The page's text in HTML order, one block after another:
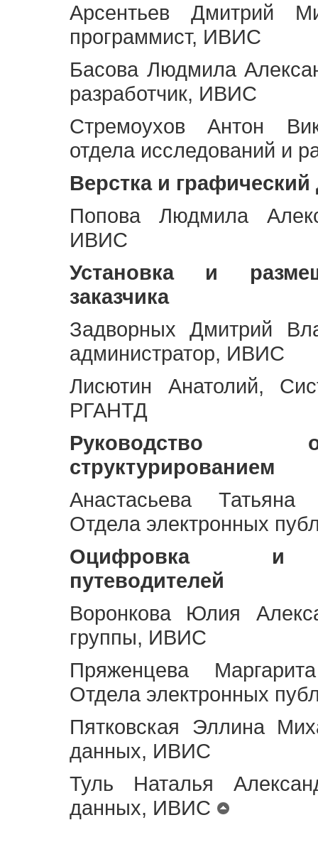
Арсентьев Дмитрий
программист, ИВИС
Басова Людмила
разработчик, ИВИС
Стремоухов Антон
отдела исследований и
Верстка и графический
Попова Людмила
ИВИС
Установка и
заказчика
Задворных Дмитрий
администратор, ИВИС
Лисютин Анатолий,
РГАНТД
Руководство
структурированием
Анастасьева Татьяна
Отдела электронных
Оцифровка и
путеводителей
Воронкова Юлия
группы, ИВИС
Пряженцева
Отдела электронных
Пятковская Эллина
данных, ИВИС
Туль Наталья
данных, ИВИС